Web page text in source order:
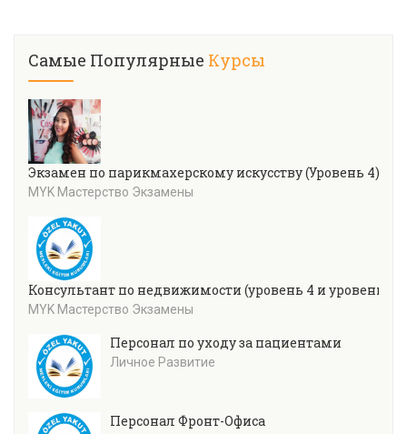
Самые Популярные Курсы
Экзамен по парикмахерскому искусству (Уровень 4)
MYK Мастерство Экзамены
Консультант по недвижимости (уровень 4 и уровень 5)
MYK Мастерство Экзамены
Персонал по уходу за пациентами
Личное Развитие
Персонал Фронт-Офиса